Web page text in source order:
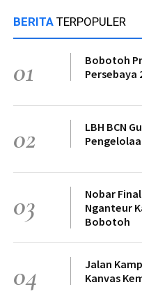
BERITA TERPOPULER
01
Bobotoh
Persebaya
02
LBH BCN
03
Nobar
Nganteur
Bobotoh
04
Jalan
Kanvas